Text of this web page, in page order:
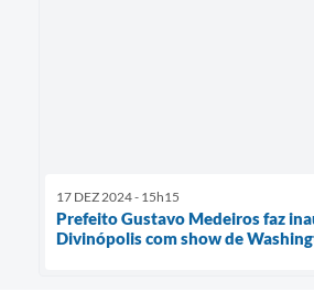
17 DEZ 2024 - 15h15
Prefeito Gustavo Medeiros faz
Divinópolis com show de